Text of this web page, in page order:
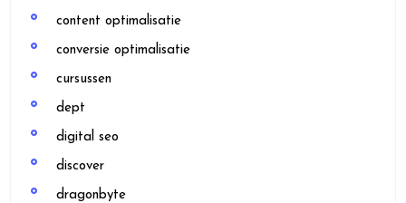
content optimalisatie
conversie optimalisatie
cursussen
dept
digital seo
discover
dragonbyte